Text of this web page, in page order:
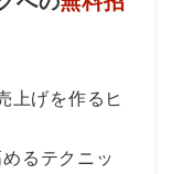
げを作るヒ
るテクニッ